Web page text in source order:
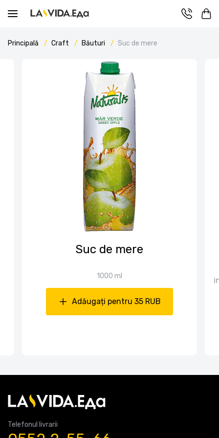
Principală Craft Băuturi Suc de mere
Suc de mere
1000 ml
Adăugați pentru 35 RUB
Telefonul livrarii